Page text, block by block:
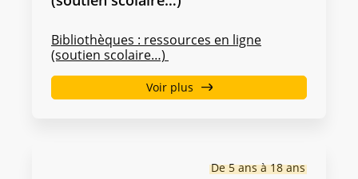
Bibliothèques : ressources en ligne
(soutien scolaire…)
Voir plus
De 5 ans à 18 ans